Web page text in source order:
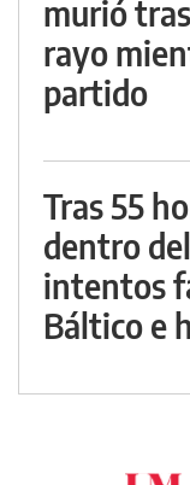
murió
rayo
partido
Tras 55
dentro
intentos
Báltico e